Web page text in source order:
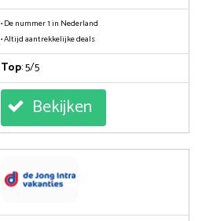
• De nummer 1 in Nederland
• Altijd aantrekkelijke deals
Top: 5/5
Bekijken